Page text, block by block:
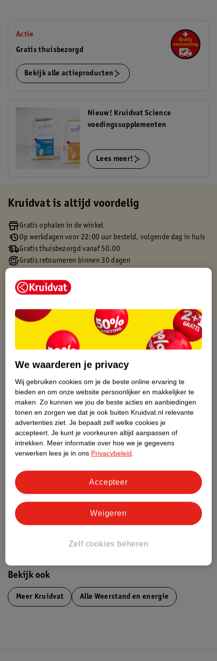
Actie
Gratis thuisbezorgd
Bekijk alle actieproducten
Nieuw! Kruidvat Science
voedingssupplementen
Lees meer!
Kruidvat is altijd voordelig
Gratis ophalen in de winkel
Op werkdagen voor 22:00 uur besteld, volgende dag in huis
Gratis thuisbezorgd vanaf 50.00
Gratis retourneren binnen 30 dagen
Over dit product
Productinformatie
Etiketinformatie
Nature Impact Score
Rood (-) = hoge impact op het milieu.
Groen (+) = lage impact op het milieu.
Gebaseerd op wereldwijde
Nature Impact Score: 23%
Voedingssupplementen gemiddelde: 24%
Hogere score betekent lagere impact
Bestel & Bezorginformatie
Bekijk ook
Meer Kruidvat Alle Weerstand en energie
We waarderen je privacy
Wij gebruiken cookies om je de beste online ervaring te
bieden en om onze website persoonlijker en makkelijker te
maken. Zo kunnen we jou de beste acties en aanbiedingen
tonen en zorgen we dat je ook buiten Kruidvat.nl relevante
advertenties ziet. Je bepaalt zelf welke cookies je
accepteert. Je kunt je voorkeuren altijd aanpassen of
intrekken. Meer informatie over hoe we je gegevens
verwerken lees je in ons Privacybeleid.
Zelf cookies beheren
Weigeren
Accepteer